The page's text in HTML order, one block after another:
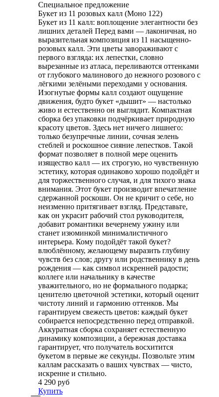
Специальное предложение
Букет из 11 розовых калл (Моно 122)
Букет из 11 калл: воплощение элегантности без
лишних деталей Перед вами — лаконичная, но
выразительная композиция из 11 насыщенно-
розовых калл. Эти цветы завораживают с
первого взгляда: их лепестки, словно
вырезанные из атласа, переливаются оттенками
от глубокого малинового до нежного розового с
лёгкими зелёными переходами у основания.
Изогнутые формы калл создают ощущение
движения, будто букет «дышит» — настолько
живо и естественно он выглядит. Компактная
сборка без упаковки подчёркивает природную
красоту цветов. Здесь нет ничего лишнего:
только безупречные линии, сочная зелень
стеблей и роскошное сияние лепестков. Такой
формат позволяет в полной мере оценить
изящество калл — их строгую, но чувственную
эстетику, которая одинаково хорошо подойдёт и
для торжественного случая, и для тихого знака
внимания. Этот букет производит впечатление
сдержанной роскоши. Он не кричит о себе, но
неизменно притягивает взгляд. Представьте,
как он украсит рабочий стол руководителя,
добавит романтики вечернему ужину или
станет изюминкой минималистичного
интерьера. Кому подойдёт такой букет?
влюблённому, желающему выразить глубину
чувств без слов; другу или родственнику в день
рождения — как символ искренней радости;
коллеге или начальнику в качестве
уважительного, но не формального подарка;
ценителю цветочной эстетики, который оценит
чистоту линий и гармонию оттенков. Мы
гарантируем свежесть цветов: каждый букет
собирается непосредственно перед отправкой.
Аккуратная сборка сохраняет естественную
динамику композиции, а бережная доставка
гарантирует, что получатель восхитится
букетом в первые же секунды. Позвольте этим
каллам рассказать о ваших чувствах — чисто,
искренне и стильно.
4 290 руб
Купить